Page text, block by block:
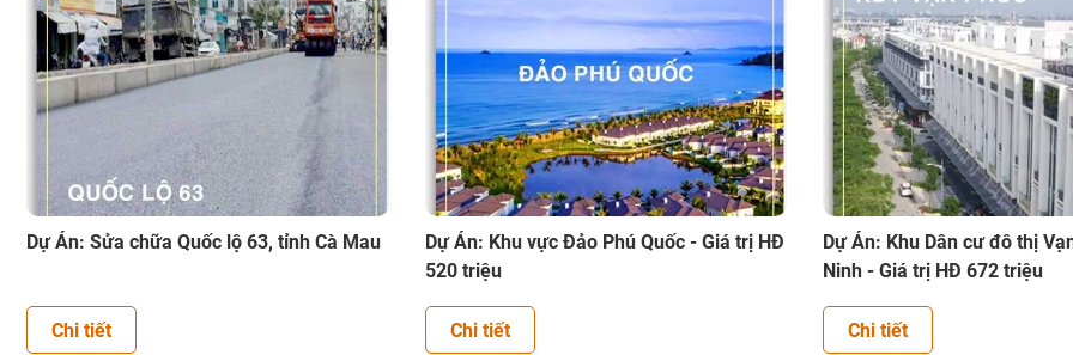
Dự Án: Sửa chữa Quốc lộ 63, tỉnh Cà Mau
Chi tiết
Dự Án: Khu vực Đảo Phú Quốc - Giá trị HĐ
520 triệu
Chi tiết
Dự Án: Khu Dân cư đô thị
Ninh - Giá trị HĐ 672 triệu
Chi tiết